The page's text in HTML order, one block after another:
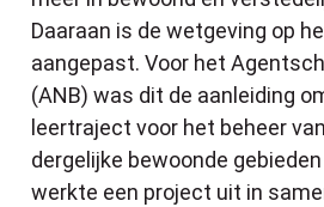
Daaraan is de wetgeving op
aangepast. Voor het
(ANB) was dit de aanleiding
leertraject voor het beheer
dergelijke bewoonde
werkte een project uit in